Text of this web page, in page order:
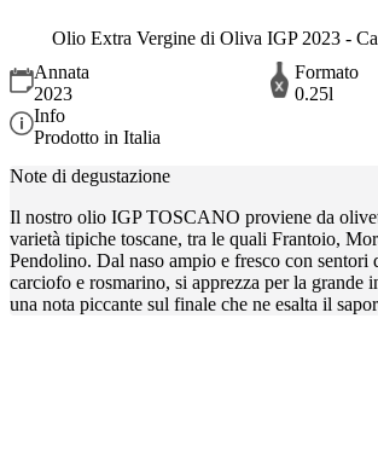
Olio Extra Vergine di Oliva IGP 2023 -
Annata
2023
Formato
0.25l
Info
Prodotto in Italia
Note di degustazione
Il nostro olio IGP TOSCANO proviene da
varietà tipiche toscane, tra le quali Frantoio,
Pendolino. Dal naso ampio e fresco con sentori
carciofo e rosmarino, si apprezza per la grande
una nota piccante sul finale che ne esalta il